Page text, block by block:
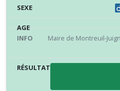
Maire de Montreuil-